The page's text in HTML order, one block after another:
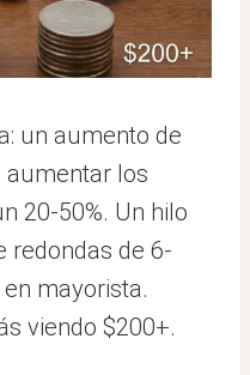
un aumento de
los
20-50%. Un hilo
redondas de 6-
mayorista.
viendo $200+.